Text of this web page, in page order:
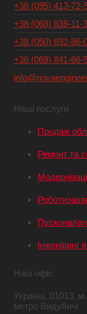
+38 (095) 413-72-
+38 (068) 838-11-
+38 (050) 692-86-
+38 (068) 841-66-
Наші послуги
Продаж
Ремонт та
Інженіринг
Наш офіс
Україна, 01013, м.
метро Видубичі